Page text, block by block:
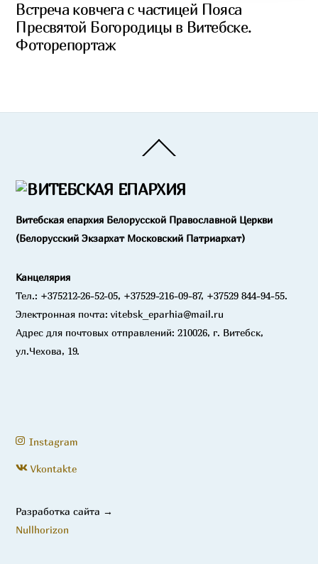
Встреча ковчега с частицей Пояса
Пресвятой Богородицы в Витебске.
Фоторепортаж
To
Витебская епархия Белорусской Православной Церкви
(Белорусский Экзархат Московский Патриархат)
Канцелярия
Тел.: +375212-26-52-05, +37529-216-09-87, +37529 844-94-55.
Электронная почта: vitebsk_eparhia@mail.ru
Адрес для почтовых отправлений: 210026, г. Витебск,
ул.Чехова, 19.
Instagram
Vkontakte
Разработка сайта →
Nullhorizon